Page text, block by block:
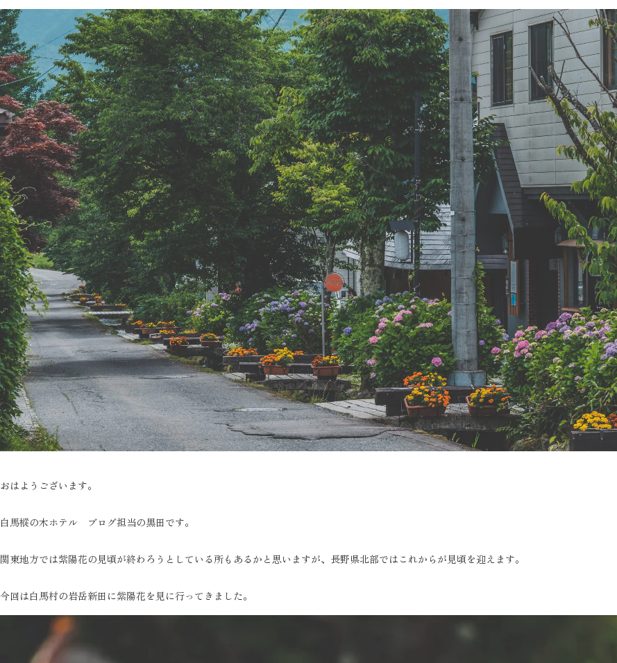
おはようございます。
白馬樅の木ホテル ブログ担当の黒田です。
関東地方では紫陽花の見頃が終わろうとしている所もあるかと思いますが、長野県北部ではこれからが見頃を迎えます。
今回は白馬村の岩岳新田に紫陽花を見に行ってきました。